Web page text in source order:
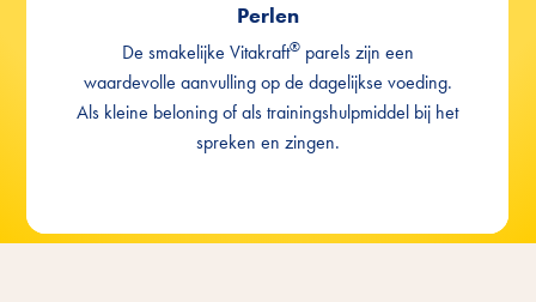
Perlen
De smakelijke Vitakraft®parels zijn een
waardevolle aanvulling op de dagelijkse voeding.
Als kleine beloning of als trainingshulpmiddel bij het
spreken en zingen.